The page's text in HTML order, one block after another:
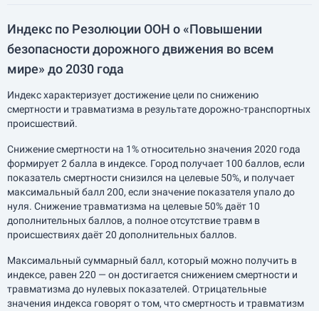
Индекс по Резолюции ООН о «Повышении
безопасности дорожного движения во всем
мире» до 2030 года
Индекс характеризует достижение цели по снижению
смертности и травматизма в результате дорожно-транспортных
происшествий.
Снижение смертности на 1% относительно значения 2020 года
формирует 2 балла в индексе. Город получает 100 баллов, если
показатель смертности снизился на целевые 50%, и получает
максимальный балл 200, если значение показателя упало до
нуля. Снижение травматизма на целевые 50% даёт 10
дополнительных баллов, а полное отсутствие травм в
происшествиях даёт 20 дополнительных баллов.
Максимальный суммарный балл, который можно получить в
индексе, равен 220 — он достигается снижением смертности и
травматизма до нулевых показателей. Отрицательные
значения индекса говорят о том, что смертность и травматизм